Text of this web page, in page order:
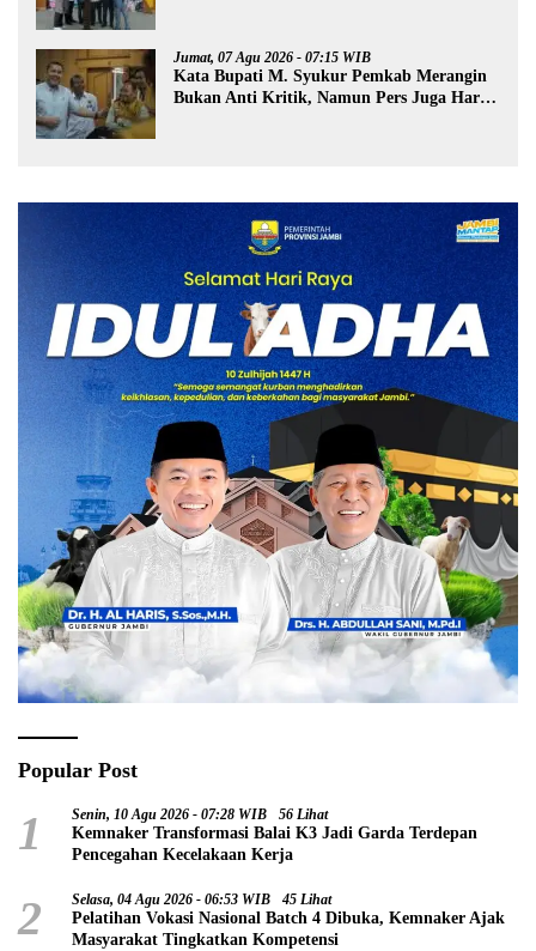
Jumat, 07 Agu 2026 - 07:15 WIB
Kata Bupati M. Syukur Pemkab Merangin
Bukan Anti Kritik, Namun Pers Juga Harus
Popular Post
1 Senin, 10 Agu 2026 - 07:28 WIB 56 Lihat
Kemnaker Transformasi Balai K3 Jadi Garda Terdepan
Pencegahan Kecelakaan Kerja
2 Selasa, 04 Agu 2026 - 06:53 WIB 45 Lihat
Pelatihan Vokasi Nasional Batch 4 Dibuka, Kemnaker Ajak
Masyarakat Tingkatkan Kompetensi